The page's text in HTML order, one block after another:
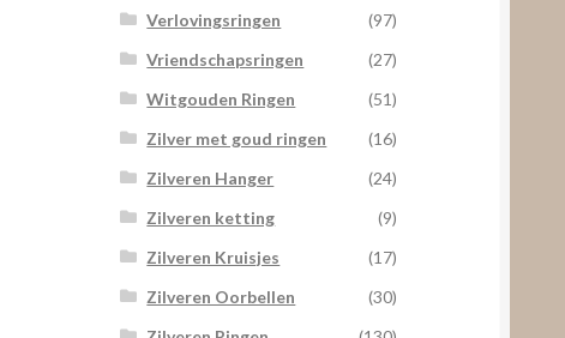
Verlovingsringen
(97)
Vriendschapsringen
(27)
Witgouden Ringen
(51)
Zilver met goud ringen
(16)
Zilveren Hanger
(24)
Zilveren ketting
(9)
Zilveren Kruisjes
(17)
Zilveren Oorbellen
(30)